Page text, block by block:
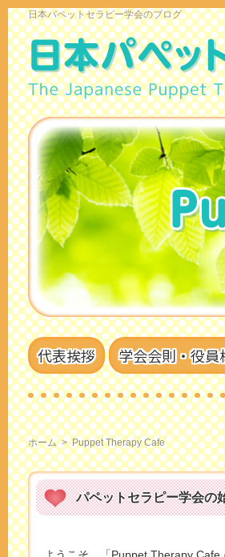
日本パペットセラピー学会のブログ
代表挨拶 学会会則・役員
ホーム > Puppet Therapy Cafe
パペットセラピー学会